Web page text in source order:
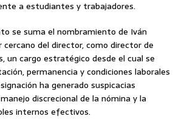
a estudiantes y trabajadores.
se suma el nombramiento de Iván
del director, como director de
un cargo estratégico desde el cual se
permanencia y condiciones laborales
ha generado suspicacias
discrecional de la nómina y la
internos efectivos.